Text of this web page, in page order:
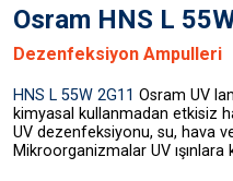
Osram HNS L
Dezenfeksiyon Ampulleri
HNS L 55W 2G11Osram UV
kimyasal kullanmadan etkisiz
UV dezenfeksiyonu, su, hava
Mikroorganizmalar UV ışınlara